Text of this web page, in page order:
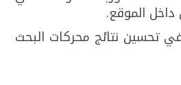
الموقع.
تحسين نتائج محركات البحث